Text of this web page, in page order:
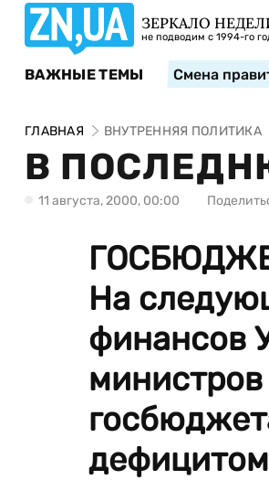
ЗЕРКАЛО
не подводим с 1994-го
ВАЖНЫЕ ТЕМЫ Смена
ГЛАВНАЯ ВНУТРЕННЯЯ ПОЛИТИКА
В
11 августа, 2000, 00:00
На
финансов